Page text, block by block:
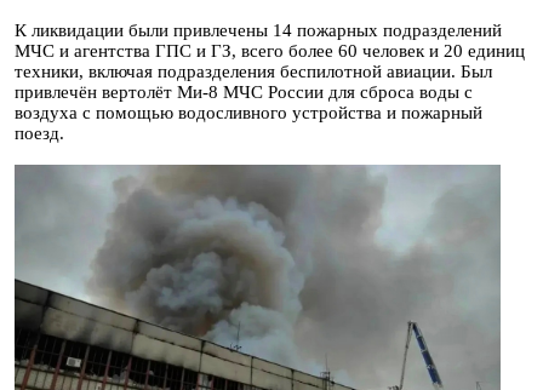
К ликвидации были привлечены 14 пожарных подразделений
МЧС и агентства ГПС и ГЗ, всего более 60 человек и 20 единиц
техники, включая подразделения беспилотной авиации. Был
привлечён вертолёт Ми-8 МЧС России для сброса воды с
воздуха с помощью водосливного устройства и пожарный
поезд.